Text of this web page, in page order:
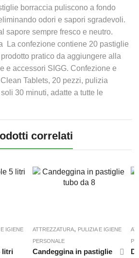
borraccia puliscono a fondo
odori e sapori sgradevoli.
sapore sempre fresco e neutro.
 La confezione contiene 20 pastiglie
pratico da aggiungere alla
e accessori SIGG. Confezione e
Clean Tablets, 20 pezzi, pulizia
30 minuti, adatte a tutte le
correlati
IGIENE
litri
ATTREZZATURA, PULIZIA E IGIENE
PERSONALE
Candeggina in pastiglie